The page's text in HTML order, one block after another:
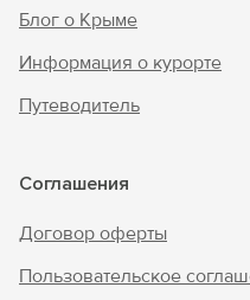
Блог о Крыме
Информация о курорте
Путеводитель
Соглашения
Договор оферты
Пользовательское